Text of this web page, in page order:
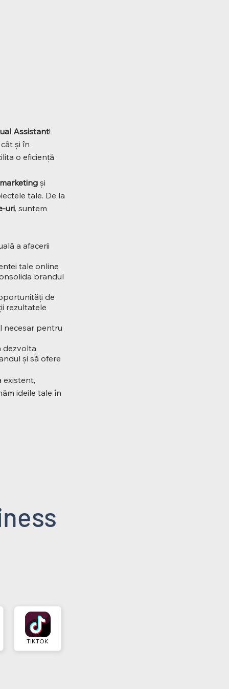
Assistant!
și în
o eficiență
marketingși
tale. De la
uri, suntem
a afacerii
tale online
brandul
de
rezultatele
necesar pentru
dezvolta
și să ofere
existent,
ideile tale în
TIKTOK